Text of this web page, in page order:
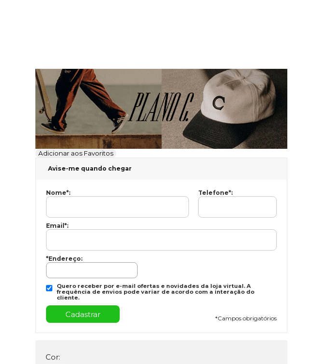
Adicionar aos Favoritos
Avise-me quando chegar
Nome*: Telefone*:
Email *:
*Endereço:
Quero receber por e-mail ofertas e novidades da loja virtual. A
frequência de envios pode variar de acordo com a interação do
cliente.
*Campos obrigatórios
Cor: